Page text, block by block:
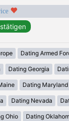
Dating Armed
Dating Georgia
Dating Maryland
Dating Nevada
Ohio Dating